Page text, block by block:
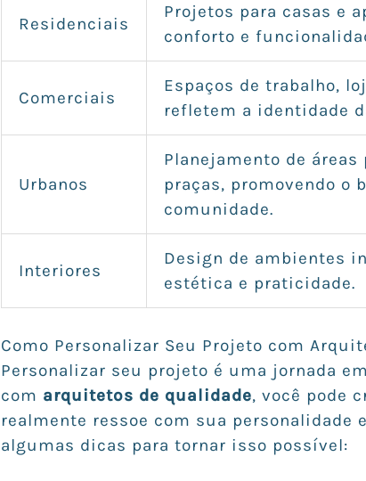
Residenciais
Projetos para casas e
conforto e
Comerciais
Espaços de trabalho,
refletem a identidade
Urbanos
Planejamento de
praças, promovendo o
comunidade.
Interiores
Design de ambientes
estética e praticidade.
Como Personalizar Seu Projeto com
Personalizar seu projeto é uma jornada
com arquitetos de qualidade, você pode
realmente ressoe com sua personalidade
algumas dicas para tornar isso possível: